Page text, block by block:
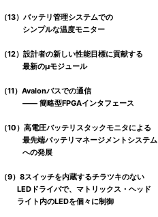
（13）バッテリ管理システムでの
シンプルな温度モニター
（12）設計者の新しい性能目標に貢献する
最新のμモジュール
（11）Avalonバスでの通信
―― 簡略型FPGAインタフェース
（10）高電圧バッテリスタックモニタによる
最先端バッテリマネージメントシステム
への発展
（9）8スイッチを内蔵するチラツキのない
LEDドライバで、マトリックス・ヘッド
ライト内のLEDを個々に制御